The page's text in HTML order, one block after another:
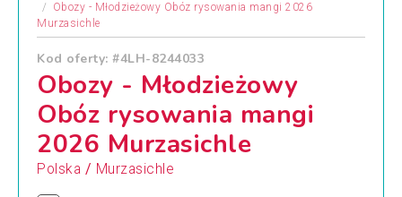
Obozy - Młodzieżowy Obóz rysowania mangi 2026
Murzasichle
Kod oferty: #4LH-8244033
Obozy - Młodzieżowy
Obóz rysowania mangi
2026 Murzasichle
Polska / Murzasichle